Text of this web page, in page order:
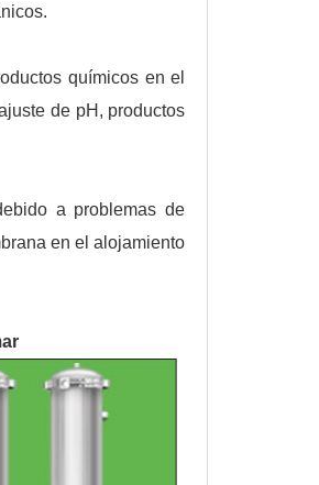
químicos en el
de pH, productos
a problemas de
en el alojamiento